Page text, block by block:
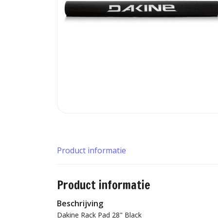
Product informatie
Product informatie
Beschrijving
Dakine Rack Pad 28" Black